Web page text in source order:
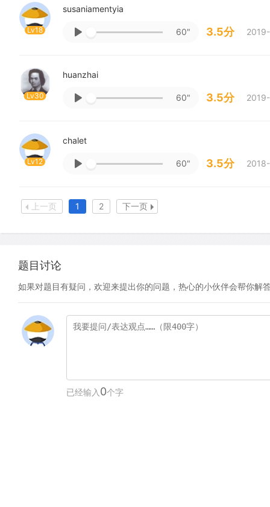
Lv18
susaniamentyia
60" 3.5分
Lv30
huanzhai
60" 3.5分
Lv12
chalet
60" 3.5分
上一页 1 2 下一页
题目讨论
如果对题目有疑问，欢迎来提出你的问题，热心的小伙伴会帮你解
已经输入 0个字